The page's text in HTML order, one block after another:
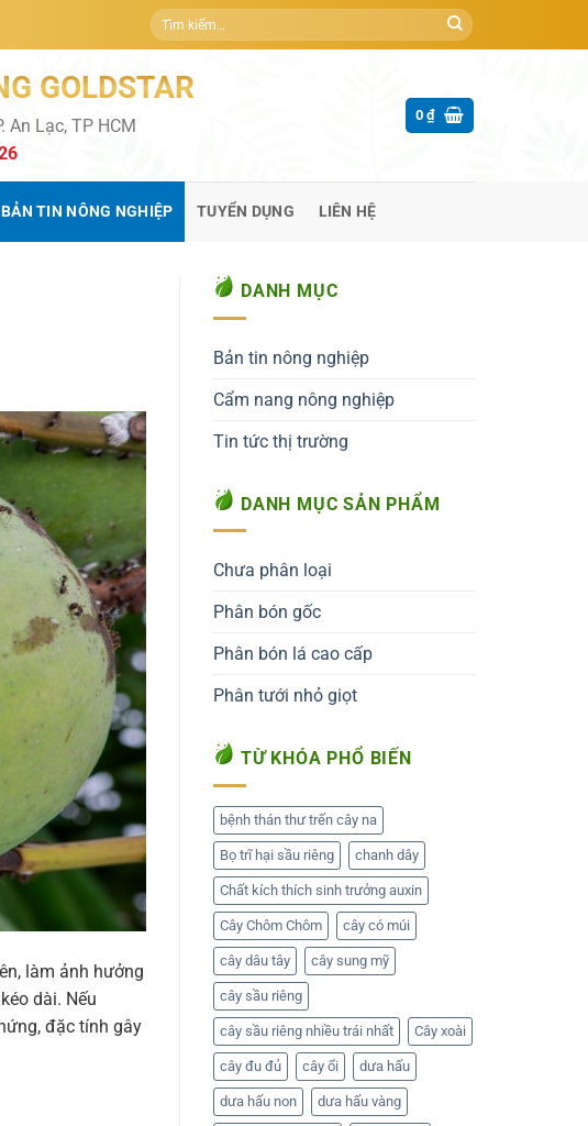
Tìm
kiếm:
GOLDSTAR
An Lạc, TP HCM
0₫
BẢN TIN NÔNG NGHIỆP TUYỂN DỤNG LIÊN HỆ
làm ảnh hưởng
dài. Nếu
đặc tính gây
DANH MỤC
Bản tin nông nghiệp
Cẩm nang nông nghiệp
Tin tức thị trường
DANH MỤC SẢN PHẨM
Chưa phân loại
Phân bón gốc
Phân bón lá cao cấp
Phân tưới nhỏ giọt
TỪ KHÓA PHỔ BIẾN
bệnh thán thư trến cây na
Bọ trĩ hại sầu riêng chanh dây
Chất kích thích sinh trưởng auxin
Cây Chôm Chôm cây có múi
cây dâu tây cây sung mỹ
cây sầu riêng
cây sầu riêng nhiều trái nhất Cây xoài
cây đu đủ cây ổi dưa hấu
dưa hấu non dưa hấu vàng